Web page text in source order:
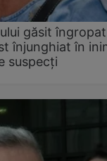
găsit
înjunghiat în
suspecți